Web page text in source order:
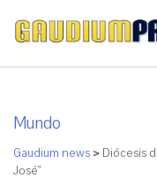
Mundo
Gaudium news > Diócesis
José"